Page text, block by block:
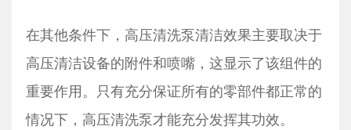
在其他条件下，高压清洗泵清洁效果主要取决于
高压清洁设备的附件和喷嘴，这显示了该组件的
重要作用。只有充分保证所有的零部件都正常的
情况下，高压清洗泵才能充分发挥其功效。